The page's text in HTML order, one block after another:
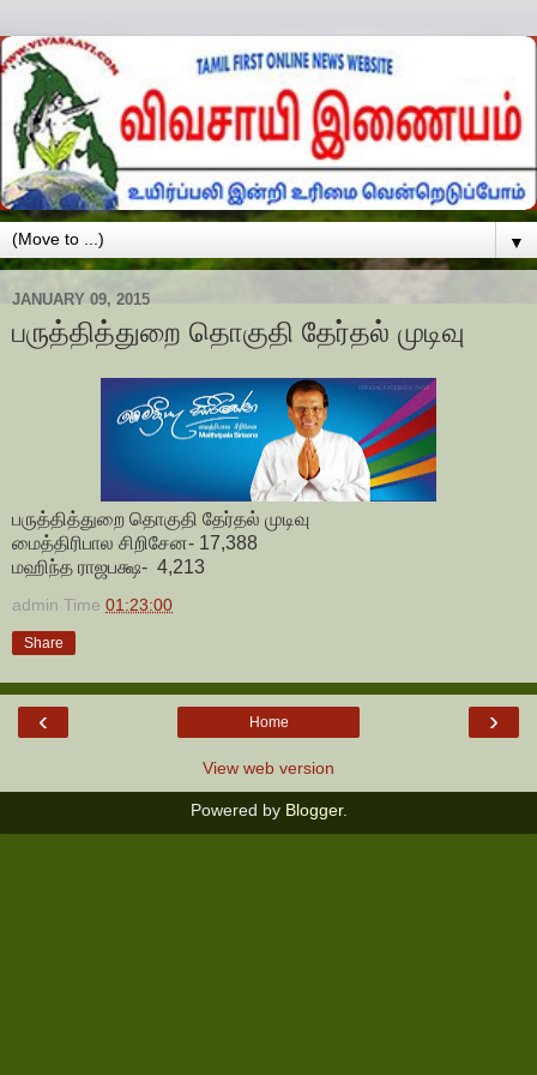
▼
JANUARY 09, 2015
பருத்தித்துறை தொகுதி தேர்தல் முடிவு
பருத்தித்துறை தொகுதி தேர்தல் முடிவு
மைத்திரிபால சிறிசேன- 17,388
மஹிந்த ராஜபக்ஷ- 4,213
admin Time 01:23:00
Share
‹ ›
Home
View web version
Powered by Blogger.